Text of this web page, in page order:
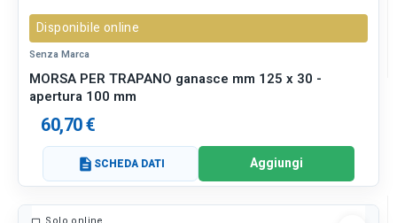
Disponibile online
Senza Marca
MORSA PER TRAPANO ganasce mm 125 x 30 -
apertura 100 mm
60,70 €
description SCHEDA DATI Aggiungi